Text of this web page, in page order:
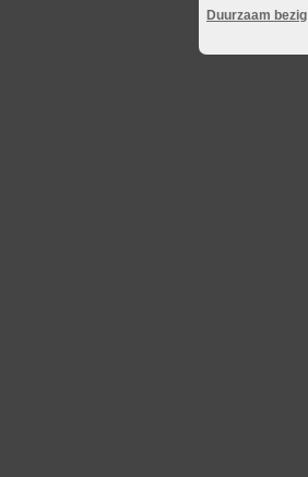
Duurzaam bezig